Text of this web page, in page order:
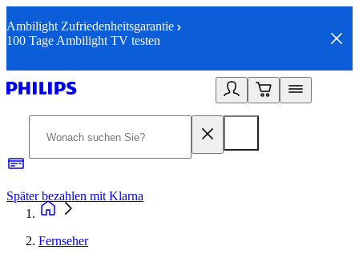
Ambilight Zufriedenheitsgarantie
100 Tage Ambilight TV testen
Später bezahlen mit Klarna
Fernseher